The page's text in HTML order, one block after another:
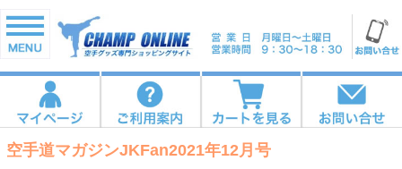
空手道マガジンJKFan2021年12月号